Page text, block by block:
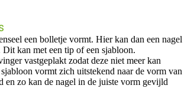
een bolletje vormt. Hier kan dan een nagel
kan met een tip of een sjabloon.
vastgeplakt zodat deze niet meer kan
vormt zich uitstekend naar de vorm van
zo kan de nagel in de juiste vorm gevijld